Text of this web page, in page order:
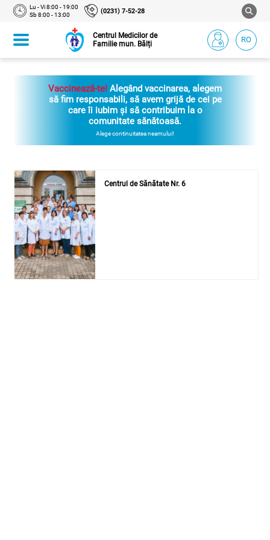
Lu - Vi 8:00 - 19:00
Sb 8:00 - 13:00
(0231) 7-52-28
Centrul Medicilor de
Familie mun. Bălți
RO
Vaccinează-te! Alegând vaccinarea, alegem
să fim responsabili, să avem grijă de cei pe
care îi iubim și să contribuim la o
comunitate sănătoasă.
Alege continuitatea neamului!
Centrul de Sănătate Nr. 6